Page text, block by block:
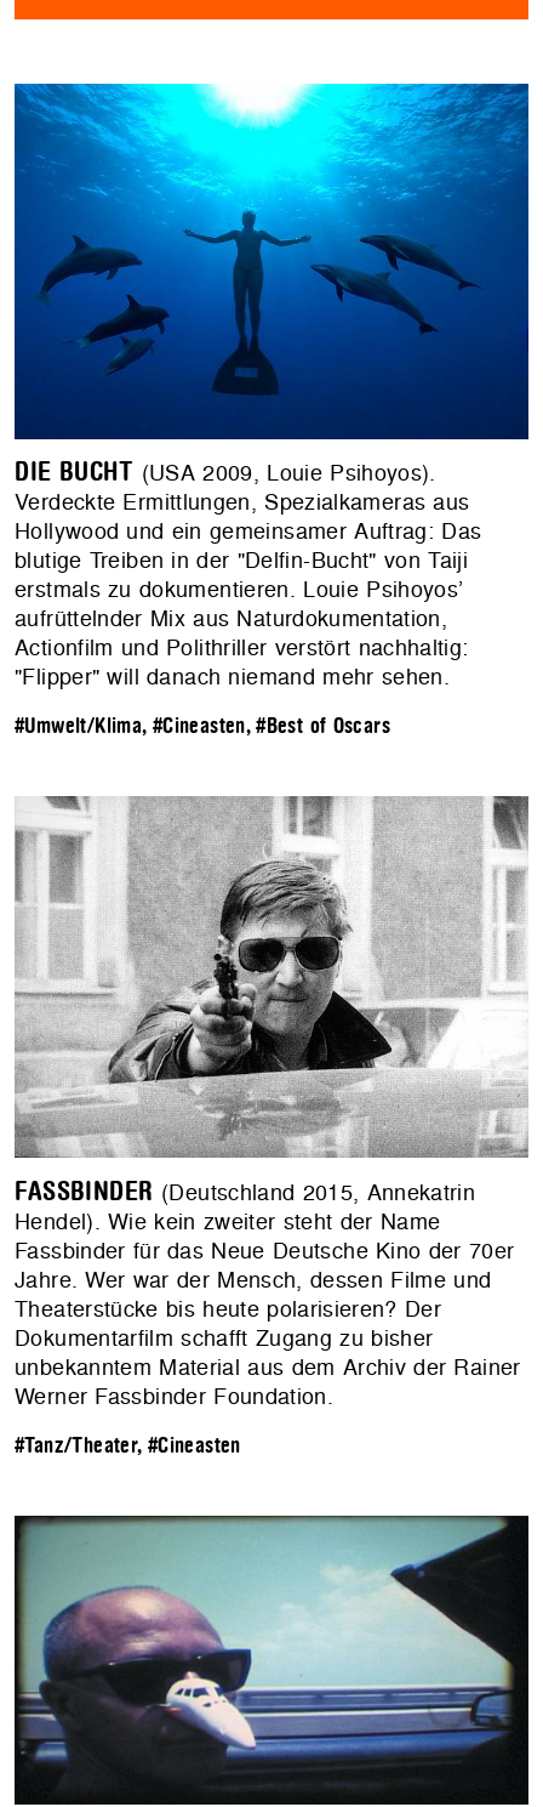
DIE BUCHT (USA 2009, Louie Psihoyos).
Verdeckte Ermittlungen, Spezialkameras aus
Hollywood und ein gemeinsamer Auftrag: Das
blutige Treiben in der "Delfin-Bucht" von Taiji
erstmals zu dokumentieren. Louie Psihoyos’
aufrüttelnder Mix aus Naturdokumentation,
Actionfilm und Polithriller verstört nachhaltig:
"Flipper" will danach niemand mehr sehen.
#Umwelt/Klima, #Cineasten,#Best of Oscars
FASSBINDER (Deutschland 2015, Annekatrin
Hendel). Wie kein zweiter steht der Name
Fassbinder für das Neue Deutsche Kino der 70er
Jahre. Wer war der Mensch, dessen Filme und
Theaterstücke bis heute polarisieren? Der
Dokumentarfilm schafft Zugang zu bisher
unbekanntem Material aus dem Archiv der Rainer
Werner Fassbinder Foundation.
#Tanz/Theater, #Cineasten